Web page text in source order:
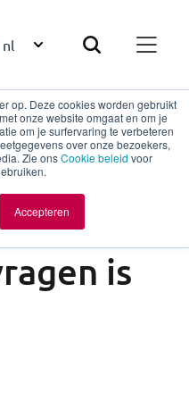
op. Deze cookies worden gebruikt
onze website omgaat en om je
om je surfervaring te verbeteren
over onze bezoekers,
Zie onsCookie beleid voor
Accepteren
nl
is